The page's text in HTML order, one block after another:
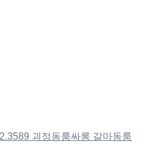
괴정동룸싸롱 갈마동룸